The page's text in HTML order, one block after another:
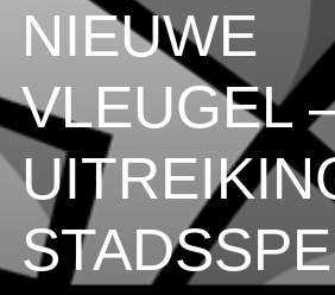
NIEUWE
VLEUGEL